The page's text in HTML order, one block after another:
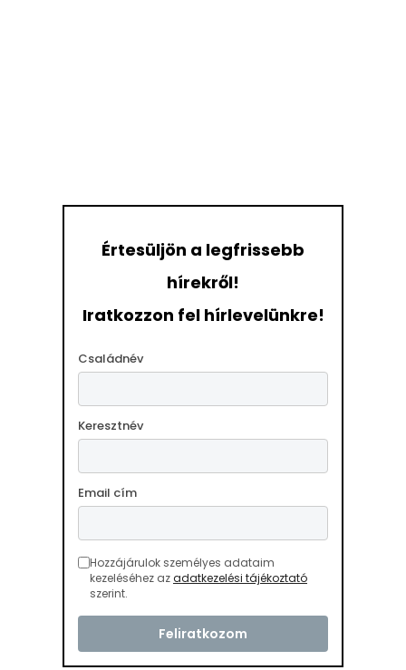
Értesüljön a legfrissebb
hírekről!
Iratkozzon fel hírlevelünkre!
Családnév
Keresztnév
Email cím
Hozzájárulok személyes adataim
kezeléséhez azadatkezelési tájékoztató
szerint.